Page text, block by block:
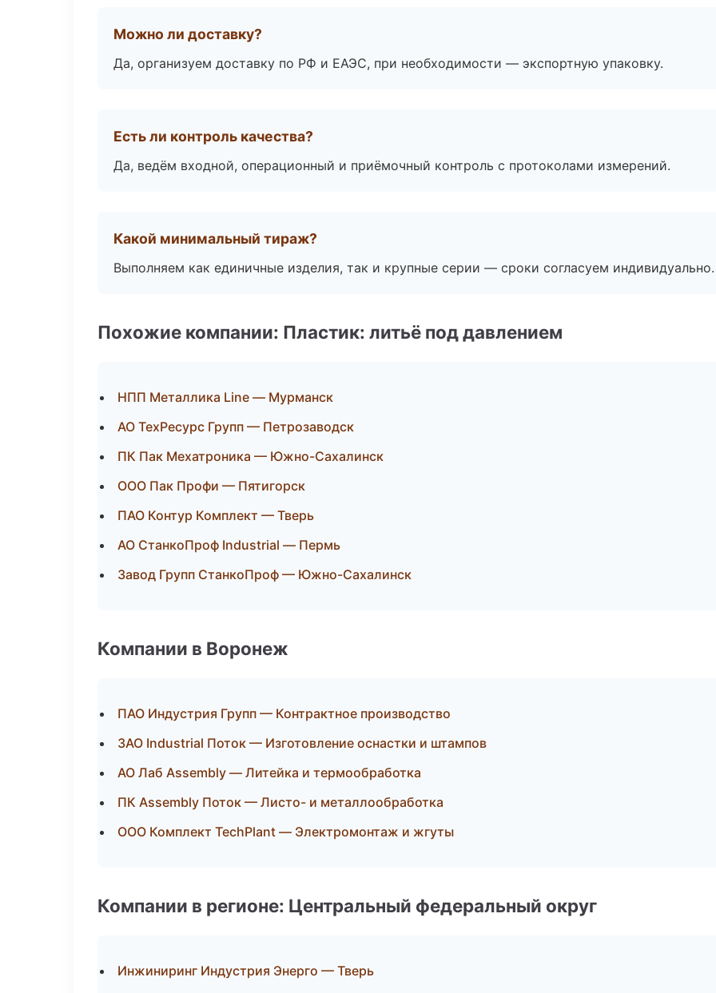
Можно ли доставку?
Да, организуем доставку по РФ и ЕАЭС, при необходимости — экспортную упаковку.
Есть ли контроль качества?
Да, ведём входной, операционный и приёмочный контроль с протоколами измерений.
Какой минимальный тираж?
Выполняем как единичные изделия, так и крупные серии — сроки согласуем индивидуально.
Похожие компании: Пластик: литьё под давлением
НПП Металлика Line — Мурманск
АО ТехРесурс Групп — Петрозаводск
ПК Пак Мехатроника — Южно-Сахалинск
ООО Пак Профи — Пятигорск
ПАО Контур Комплект — Тверь
АО СтанкоПроф Industrial — Пермь
Завод Групп СтанкоПроф — Южно-Сахалинск
Компании в Воронеж
ПАО Индустрия Групп — Контрактное производство
ЗАО Industrial Поток — Изготовление оснастки и штампов
АО Лаб Assembly — Литейка и термообработка
ПК Assembly Поток — Листо- и металлообработка
ООО Комплект TechPlant — Электромонтаж и жгуты
Компании в регионе: Центральный федеральный округ
Инжиниринг Индустрия Энерго — Тверь